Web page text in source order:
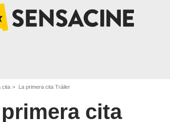
cita La primera cita Tráiler
cita